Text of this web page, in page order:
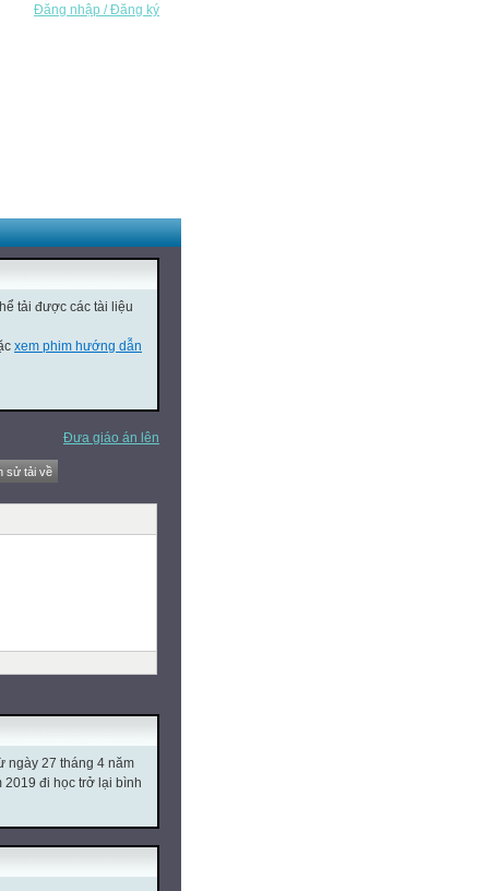
Đăng nhập / Đăng ký
tải được các tài liệu
xem phim hướng dẫn
Đưa giáo án lên
sử tải về
ngày 27 tháng 4 năm
2019 đi học trở lại bình